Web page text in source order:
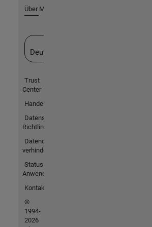
Über MathWorks
Deutschland
Trust
Center
Handelsmarken
Datenschutz-
Richtlinien
Datendiebstahl
verhindern
Status von
Anwendungen
Kontakt
©
1994-
2026